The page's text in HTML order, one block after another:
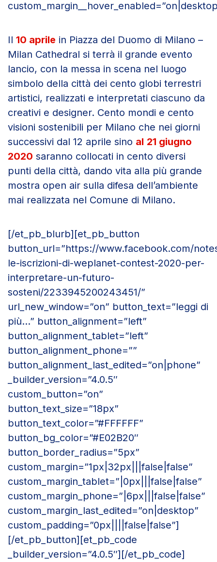
Il 10 aprile in Piazza del Duomo di Milano –
Milan Cathedral si terrà il grande evento
lancio, con la messa in scena nel luogo
simbolo della città dei cento globi terrestri
artistici, realizzati e interpretati ciascuno da
creativi e designer. Cento mondi e cento
visioni sostenibili per Milano che nei giorni
successivi dal 12 aprile sino al 21 giugno
2020 saranno collocati in cento diversi
punti della città, dando vita alla più grande
mostra open air sulla difesa dell’ambiente
mai realizzata nel Comune di Milano.
[/et_pb_blurb][et_pb_button
button_url=”https://www.facebook.com/
le-iscrizioni-di-weplanet-contest-2020-per-
interpretare-un-futuro-
sosteni/2233945200243451/”
url_new_window=”on” button_text=”leggi di
più…” button_alignment=”left”
button_alignment_tablet=”left”
button_alignment_phone=””
button_alignment_last_edited=”on|phone”
_builder_version=”4.0.5″
custom_button=”on”
button_text_size=”18px”
button_text_color=”#FFFFFF”
button_bg_color=”#E02B20″
button_border_radius=”5px”
custom_margin=”1px|32px|||false|false”
custom_margin_tablet=”|0px|||false|false”
custom_margin_phone=”|6px|||false|false”
custom_margin_last_edited=”on|desktop”
custom_padding=”0px||||false|false”]
[/et_pb_button][et_pb_code
_builder_version=”4.0.5″][/et_pb_code]